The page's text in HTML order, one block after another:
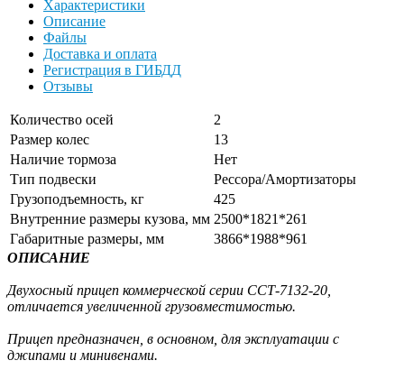
Характеристики
Описание
Файлы
Доставка и оплата
Регистрация в ГИБДД
Отзывы
Количество осей
2
Размер колес
13
Наличие тормоза
Нет
Тип подвески
Рессора/Амортизаторы
Грузоподъемность, кг
425
Внутренние размеры кузова, мм 2500*1821*261
Габаритные размеры, мм
3866*1988*961
ОПИСАНИЕ
Двухосный прицеп коммерческой серии ССТ-7132-20,
отличается увеличенной грузовместимостью.
Прицеп предназначен, в основном, для эксплуатации с
джипами и минивенами.